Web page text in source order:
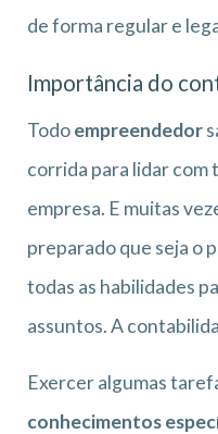
de forma regular e
Importância do
Todoempreendedor
corrida para lidar com
empresa. E muitas
preparado que seja o
todas as habilidades
assuntos. A
Exercer algumas
conhecimentos